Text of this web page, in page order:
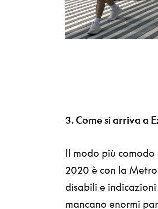
3. Come si arriva a
Il modo più comodo
2020 è con la Metro
disabili e
mancano enormi